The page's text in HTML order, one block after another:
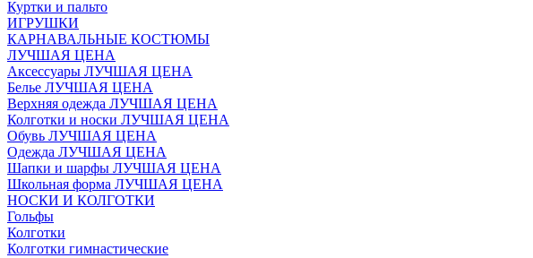
Куртки и пальто
ИГРУШКИ
КАРНАВАЛЬНЫЕ КОСТЮМЫ
ЛУЧШАЯ ЦЕНА
Аксессуары ЛУЧШАЯ ЦЕНА
Белье ЛУЧШАЯ ЦЕНА
Верхняя одежда ЛУЧШАЯ ЦЕНА
Колготки и носки ЛУЧШАЯ ЦЕНА
Обувь ЛУЧШАЯ ЦЕНА
Одежда ЛУЧШАЯ ЦЕНА
Шапки и шарфы ЛУЧШАЯ ЦЕНА
Школьная форма ЛУЧШАЯ ЦЕНА
НОСКИ И КОЛГОТКИ
Гольфы
Колготки
Колготки гимнастические